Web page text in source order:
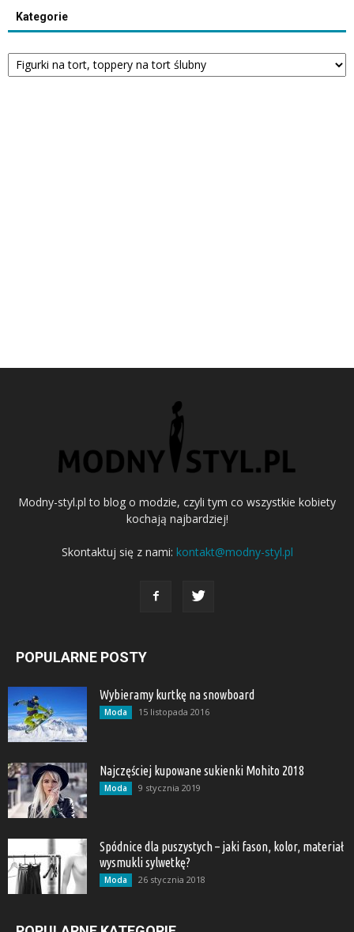
Kategorie
Kategorie
Modny-styl.pl to blog o modzie, czyli tym co wszystkie kobiety
kochają najbardziej!
Skontaktuj się z nami: kontakt@modny-styl.pl
POPULARNE POSTY
Wybieramy kurtkę na snowboard
Moda 15 listopada 2016
Najczęściej kupowane sukienki Mohito 2018
Moda 9 stycznia 2019
Spódnice dla puszystych – jaki fason, kolor, materiał
wysmukli sylwetkę?
Moda 26 stycznia 2018